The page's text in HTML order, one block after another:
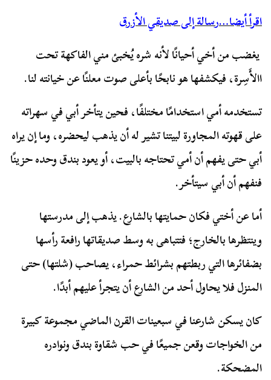
اقرأ أيضا…رسالة إلى صديقي الأزرق
يغضب من أخي أحيانًا لأنه شره يُخبئ مني الفاكهة تحت
االأَسِرة، فيكشفها هو نابحًا بأعلى صوت معلنًا عن خيانته لنا.
تستخدمه أمي استخدامًا مختلفًا، فحين يتأخر أبي في سهراته
على قهوته المجاورة لبيتنا تشير له أن يذهب ليحضره، وما إن يراه
أبي حتى يفهم أن أمي تحتاجه بالبيت، أو يعود بندق وحده حزينًا
فنفهم أن أبي سيتأخر.
أما عن أختي فكان حمايتها بالشارع. يذهب إلى مدرستها
وينتظرها بالخارج؛ فتتباهى به وسط صديقاتها رافعة رأسها
بضفائرها التي ربطتهم بشرائط حمراء، يصاحب (شلتها) حتى
المنزل فلا يحاول أحد من الشارع أن يتجرأ عليهم أبدًا.
كان يسكن شارعنا في سبعينات القرن الماضي مجموعة كبيرة
من الخواجات وقعن جميعًا في حب شقاوة بندق ونوادره
المضحكة.